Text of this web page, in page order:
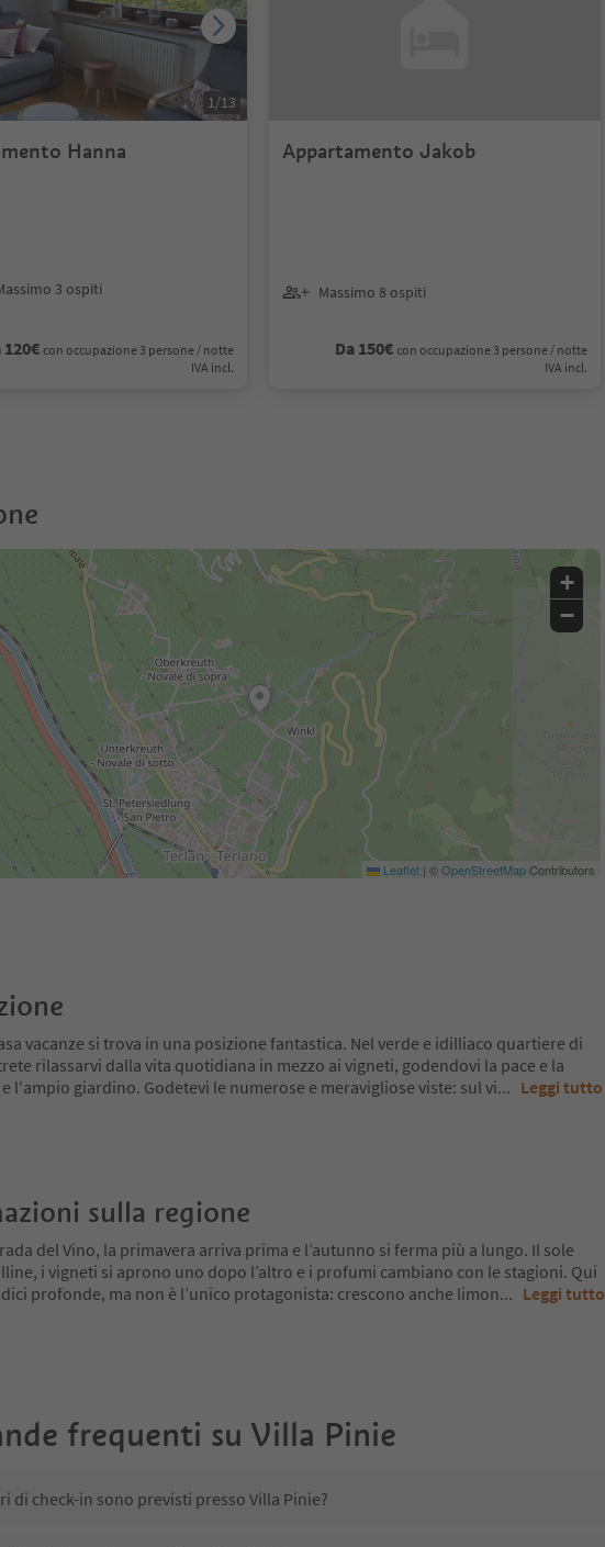
Hanna
3 ospiti
120€ con occupazione 3 persone / notte
IVA incl.
1 /13
Appartamento Jakob
Massimo 8 ospiti
Da 150€ con occupazione 3 persone / notte
IVA incl.
+
−
Leaflet | ©OpenStreetMapContributors
vacanze si trova in una posizione fantastica. Nel verde e idilliaco quartiere di
rilassarvi dalla vita quotidiana in mezzo ai vigneti, godendovi la pace e la
l'ampio giardino. Godetevi le numerose e meravigliose viste: sul vi... Leggi tutto
sulla regione
del Vino, la primavera arriva prima e l’autunno si ferma più a lungo. Il sole
i vigneti si aprono uno dopo l’altro e i profumi cambiano con le stagioni. Qui
profonde, ma non è l’unico protagonista: crescono anche limon... Leggi tutto
frequenti su Villa Pinie
di check-in sono previsti presso Villa Pinie?